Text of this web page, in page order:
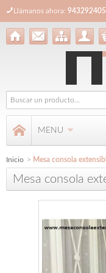
Llámanos ahora: 943292405
MENU
Inicio > Mesa consola
Mesa consola